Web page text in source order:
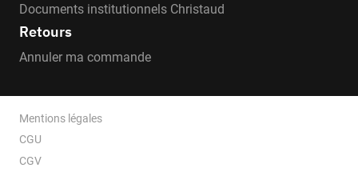
Documents institutionnels Christaud
Retours
Annuler ma commande
Mentions légales
CGU
CGV